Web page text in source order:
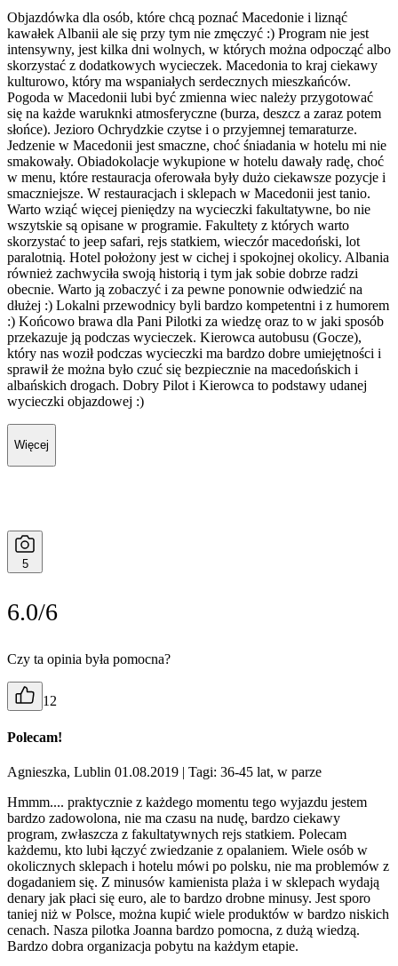
Objazdówka dla osób, które chcą poznać Macedonie i liznąć
kawałek Albanii ale się przy tym nie zmęczyć :) Program nie jest
intensywny, jest kilka dni wolnych, w których można odpocząć albo
skorzystać z dodatkowych wycieczek. Macedonia to kraj ciekawy
kulturowo, który ma wspaniałych serdecznych mieszkańców.
Pogoda w Macedonii lubi być zmienna wiec należy przygotować
się na każde waruknki atmosferyczne (burza, deszcz a zaraz potem
słońce). Jezioro Ochrydzkie czytse i o przyjemnej temaraturze.
Jedzenie w Macedonii jest smaczne, choć śniadania w hotelu mi nie
smakowały. Obiadokolacje wykupione w hotelu dawały radę, choć
w menu, które restauracja oferowała były dużo ciekawsze pozycje i
smaczniejsze. W restauracjach i sklepach w Macedonii jest tanio.
Warto wziąć więcej pieniędzy na wycieczki fakultatywne, bo nie
wszytskie są opisane w programie. Fakultety z których warto
skorzystać to jeep safari, rejs statkiem, wieczór macedoński, lot
paralotnią. Hotel położony jest w cichej i spokojnej okolicy. Albania
również zachwyciła swoją historią i tym jak sobie dobrze radzi
obecnie. Warto ją zobaczyć i za pewne ponownie odwiedzić na
dłużej :) Lokalni przewodnicy byli bardzo kompetentni i z humorem
:) Końcowo brawa dla Pani Pilotki za wiedzę oraz to w jaki sposób
przekazuje ją podczas wycieczek. Kierowca autobusu (Gocze),
który nas woził podczas wycieczki ma bardzo dobre umiejętności i
sprawił że można było czuć się bezpiecznie na macedońskich i
albańskich drogach. Dobry Pilot i Kierowca to podstawy udanej
wycieczki objazdowej :)
Więcej
5
6.0/6
Czy ta opinia była pomocna?
12
Polecam!
Agnieszka, Lublin 01.08.2019 | Tagi: 36-45 lat, w parze
Hmmm.... praktycznie z każdego momentu tego wyjazdu jestem
bardzo zadowolona, nie ma czasu na nudę, bardzo ciekawy
program, zwłaszcza z fakultatywnych rejs statkiem. Polecam
każdemu, kto lubi łączyć zwiedzanie z opalaniem. Wiele osób w
okolicznych sklepach i hotelu mówi po polsku, nie ma problemów z
dogadaniem się. Z minusów kamienista plaża i w sklepach wydają
denary jak płaci się euro, ale to bardzo drobne minusy. Jest sporo
taniej niż w Polsce, można kupić wiele produktów w bardzo niskich
cenach. Nasza pilotka Joanna bardzo pomocna, z dużą wiedzą.
Bardzo dobra organizacja pobytu na każdym etapie.